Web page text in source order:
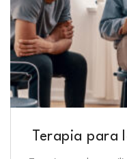
Terapia